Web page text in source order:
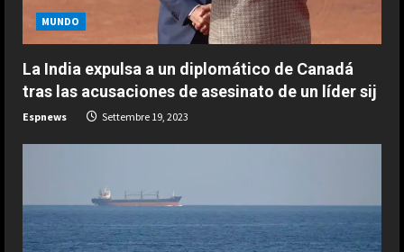
n
g
MUNDO
La India expulsa a un diplomático de Canadá
tras las acusaciones de asesinato de un líder sij
Espnews Settembre 19, 2023